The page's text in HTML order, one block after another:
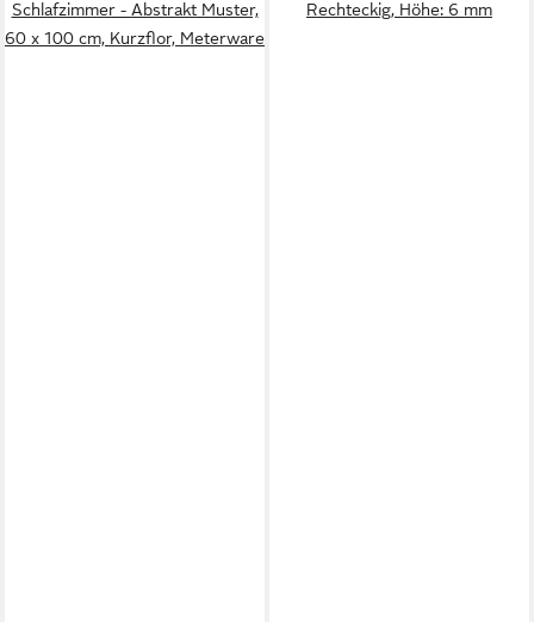
Schlafzimmer - Abstrakt Muster,
60 x 100 cm, Kurzflor, Meterware
Rechteckig, Höhe: 6 mm